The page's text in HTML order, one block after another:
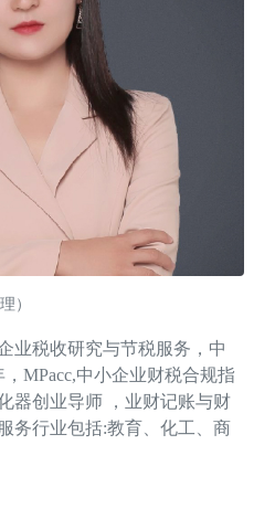
）
业税收研究与节税服务，中
MPacc,中小企业财税合规指
器创业导师 ，业财记账与财
务行业包括:教育、化工、商